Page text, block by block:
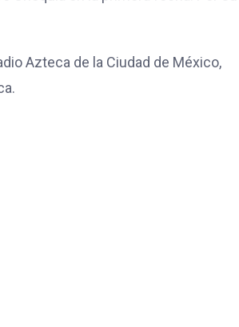
Azteca de la Ciudad de México,